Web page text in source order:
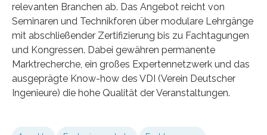
relevanten Branchen ab. Das Angebot reicht von
Seminaren und Technikforen über modulare Lehrgänge
mit abschließender Zertifizierung bis zu Fachtagungen
und Kongressen. Dabei gewähren permanente
Marktrecherche, ein großes Expertennetzwerk und das
ausgeprägte Know-how des VDI (Verein Deutscher
Ingenieure) die hohe Qualität der Veranstaltungen.